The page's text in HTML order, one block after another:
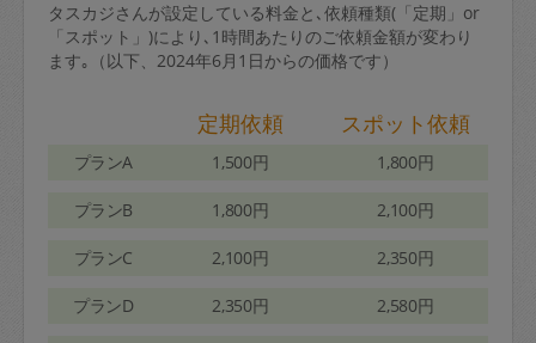
タスカジさんが設定している料金と､依頼種類(「定期」or
「スポット」)により､1時間あたりのご依頼金額が変わり
ます｡（以下、2024年6月1日からの価格です）
定期依頼 スポット依頼
プランA 1,500円 1,800円
プランB 1,800円 2,100円
プランC 2,100円 2,350円
プランD 2,350円 2,580円